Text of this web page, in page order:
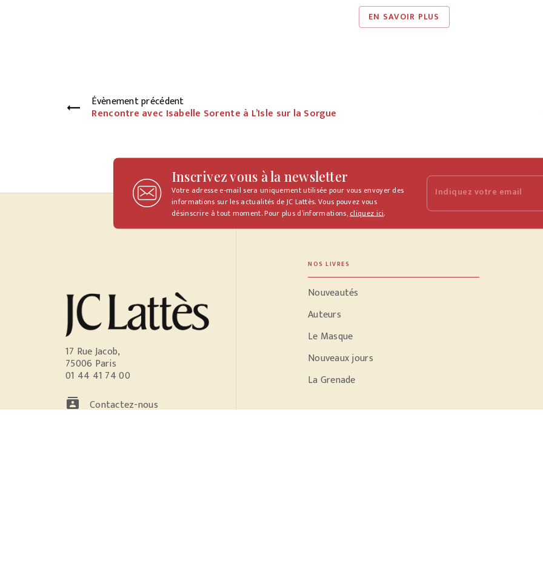
EN SAVOIR PLUS
Évènement précédent
Rencontre avec Isabelle Sorente à L’Isle sur la Sorgue
Inscrivez vous à la newsletter
Votre adresse e-mail sera uniquement utilisée pour vous envoyer des
informations sur les actualités de JC Lattès. Vous pouvez vous
désinscrire à tout moment. Pour plus d’informations,cliquez ici.
Indiquez votre email
17 Rue Jacob,
75006 Paris
01 44 41 74 00
contacts Contactez-nous
NOS LIVRES
Nouveautés
Auteurs
Le Masque
Nouveaux jours
La Grenade